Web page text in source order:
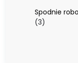
Spodnie
33